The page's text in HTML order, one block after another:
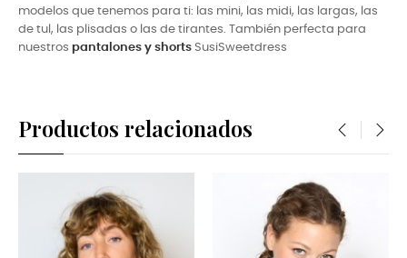
modelos que tenemos para ti: las mini, las midi, las largas, las
de tul, las plisadas o las de tirantes. También perfecta para
nuestros pantalones y shorts SusiSweetdress
Productos relacionados